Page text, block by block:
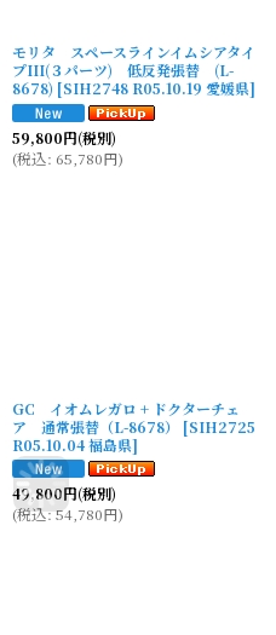
モリタ スペースラインイムシアタイ
プIII(３パーツ) 低反発張替 (L-
8678) [SIH2748 R05.10.19 愛媛県]
59,800円(税別)
(税込: 65,780円)
GC イオムレガロ + ドクターチェ
ア 通常張替（L-8678）
[SIH2725
R05.10.04 福島県]
49,800円(税別)
(税込:54,780円)